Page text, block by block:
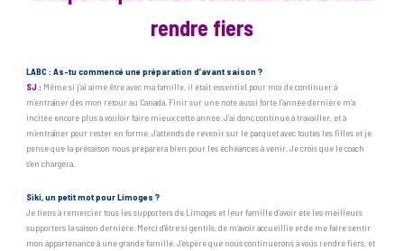
rendre fiers
LABC : As-tu commencé une préparation d’avant saison ?
SJ : Même si j’ai aimé être avec ma famille, il était essentiel pour moi de continuer à
m’entraîner dès mon retour au Canada. Finir sur une note aussi forte l’année dernière m’a
incitée encore plus à vouloir faire mieux cette année. J’ai donc continué à travailler, et à
m’entraîner pour rester en forme. J’attends de revenir sur le parquet avec toutes les filles et je
pense que la présaison nous préparera bien pour les échéances à venir. Je crois que le coach
s’en chargera.
Siki, un petit mot pour Limoges ?
Je tiens à remercier tous les supporters de Limoges et leur famille d’avoir été les meilleurs
supporters la saison dernière. Merci d’être si gentils, de m’avoir accueillie et de me faire sentir
mon appartenance à une grande famille. J’espère que nous continuerons à vous rendre fiers, et